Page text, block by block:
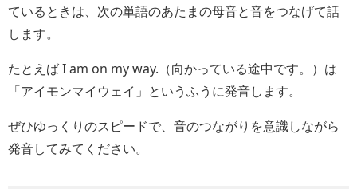
ているときは、次の単語のあたまの母音と音をつなげて話
します。
たとえば I am on my way.（向かっている途中です。）は
「アイモンマイウェイ」というふうに発音します。
ぜひゆっくりのスピードで、音のつながりを意識しながら
発音してみてください。